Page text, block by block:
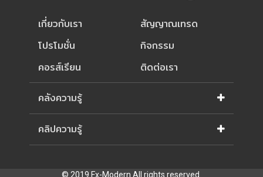
เกี่ยวกับเรา
โปรโมชั่น
คอรส์เรียน
สัญญาณเทรด
กิจกรรม
ติดต่อเรา
คลังความรู้
คลิปความรู้
© 2019 Fx-Modern All rights reserved.